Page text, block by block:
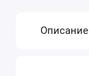
Описание